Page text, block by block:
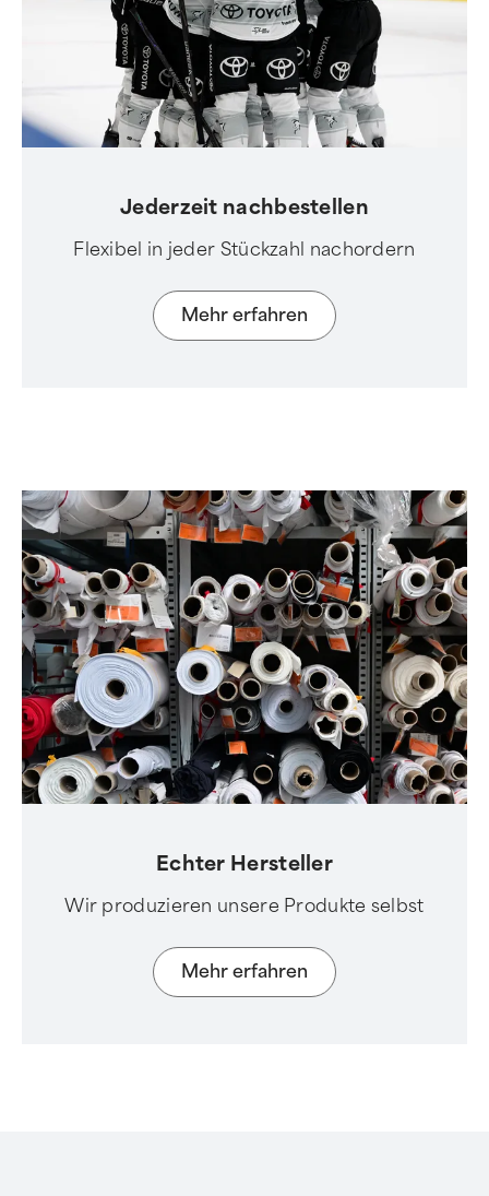
Jederzeit nachbestellen
Flexibel in jeder Stückzahl nachordern
Mehr erfahren
Echter Hersteller
Wir produzieren unsere Produkte selbst
Mehr erfahren